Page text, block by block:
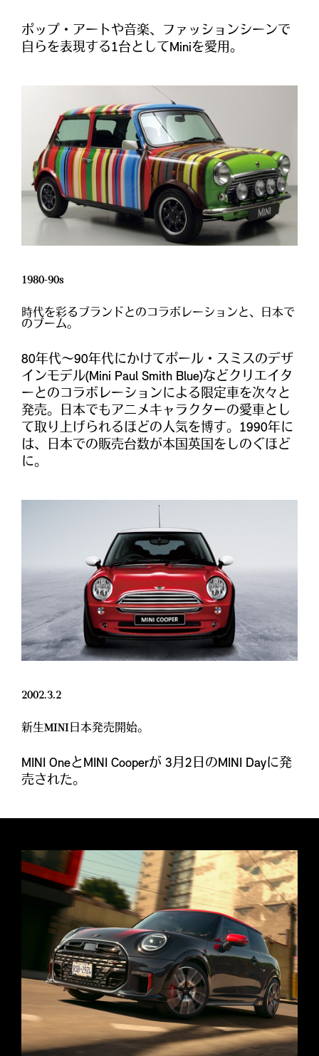
ポップ・アートや音楽、ファッションシーンで
自らを表現する1台としてMiniを愛用。
1980-90s
時代を彩るブランドとのコラボレーションと、日本で
のブーム。
80年代〜90年代にかけてポール・スミスのデザ
インモデル(Mini Paul Smith Blue)などクリエイタ
ーとのコラボレーションによる限定車を次々と
発売。日本でもアニメキャラクターの愛車とし
て取り上げられるほどの人気を博す。1990年に
は、日本での販売台数が本国英国をしのぐほど
に。
2002.3.2
新生MINI日本発売開始。
MINI OneとMINI Cooperが 3月2日のMINI Dayに発
売された。